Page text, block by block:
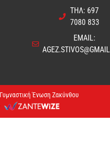
ΤΗΛ: 697
7080 833
EMAIL:
Ένωση Ζακύνθου